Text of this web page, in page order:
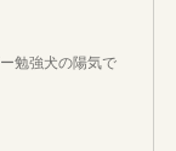
勉強犬の陽気で